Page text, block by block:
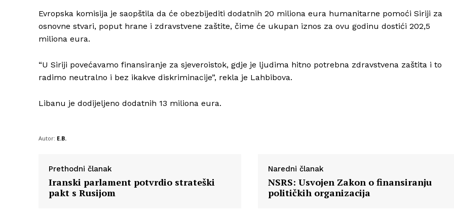
O nama
Evropska komisija je saopštila da će obezbijediti dodatnih 20 miliona eura humanitarne pomoći Siriji za
osnovne stvari, poput hrane i zdravstvene zaštite, čime će ukupan iznos za ovu godinu dostići 202,5
miliona eura.
“U Siriji povećavamo finansiranje za sjeveroistok, gdje je ljudima hitno potrebna zdravstvena zaštita i to
radimo neutralno i bez ikakve diskriminacije”, rekla je Lahbibova.
Libanu je dodijeljeno dodatnih 13 miliona eura.
Autor: E.B.
Prethodni članak
Iranski parlament potvrdio strateški
pakt s Rusijom
Naredni članak
NSRS: Usvojen Zakon o finansiranju
političkih organizacija